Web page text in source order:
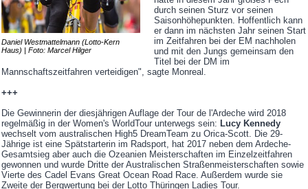
Daniel Westmattelmann (Lotto-Kern
Haus) | Foto: Marcel Hilger
durch seinen Sturz vor seinen
Saisonhöhepunkten. Hoffentlich kann
er dann im nächsten Jahr seinen Start
im Zeitfahren bei der EM nachholen
und mit den Jungs gemeinsam den
Titel bei der DM im
Mannschaftszeitfahren verteidigen", sagte Monreal.
+++
Die Gewinnerin der diesjährigen Auflage der Tour de l'Ardeche wird 2018
regelmäßig in der Women's WorldTour unterwegs sein: Lucy Kennedy
wechselt vom australischen High5 DreamTeam zu Orica-Scott. Die 29-
Jährige ist eine Spätstarterin im Radsport, hat 2017 neben dem Ardeche-
Gesamtsieg aber auch die Ozeanien Meisterschaften im Einzelzeitfahren
gewonnen und wurde Dritte der Australischen Straßenmeisterschaften sowie
Vierte des Cadel Evans Great Ocean Road Race. Außerdem wurde sie
Zweite der Bergwertung bei der Lotto Thüringen Ladies Tour.